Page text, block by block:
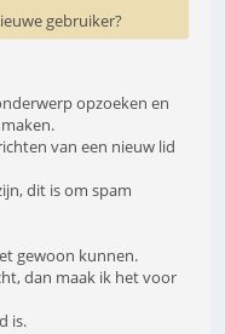
gebruiker?
opzoeken en
van een nieuw lid
dit is om spam
gewoon kunnen.
dan maak ik het voor
is.